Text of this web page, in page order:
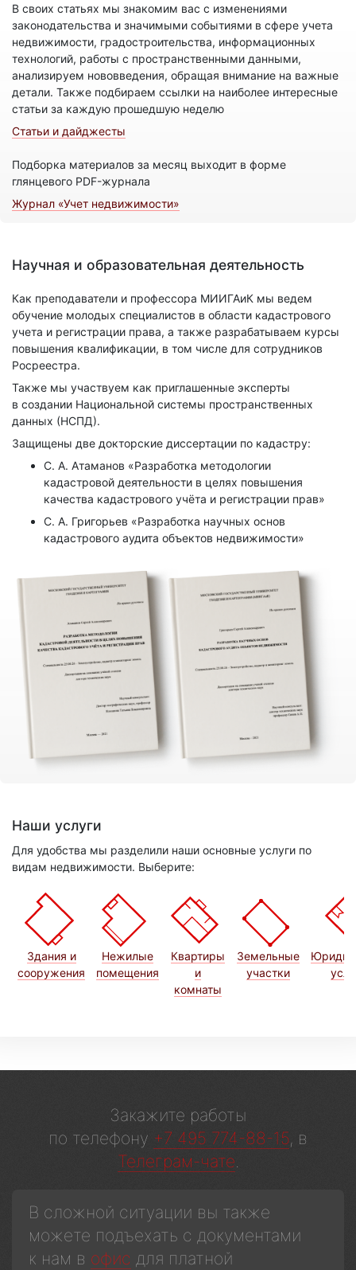
В своих статьях мы знакомим вас с изменениями
законодательства и значимыми событиями в сфере учета
недвижимости, градостроительства, информационных
технологий, работы с пространственными данными,
анализируем нововведения, обращая внимание на важные
детали. Также подбираем ссылки на наиболее интересные
статьи за каждую прошедшую неделю
Статьи и дайджесты
Подборка материалов за месяц выходит в форме
глянцевого PDF-журнала
Журнал «Учет недвижимости»
Научная и образовательная деятельность
Как преподаватели и профессора МИИГАиК мы ведем
обучение молодых специалистов в области кадастрового
учета и регистрации права, а также разрабатываем курсы
повышения квалификации, в том числе для сотрудников
Росреестра.
Также мы участвуем как приглашенные эксперты
в создании Национальной системы пространственных
данных (НСПД).
Защищены две докторские диссертации по кадастру:
С. А. Атаманов «Разработка методологии
кадастровой деятельности в целях повышения
качества кадастрового учёта и регистрации прав»
С. А. Григорьев «Разработка научных основ
кадастрового аудита объектов недвижимости»
Наши услуги
Для удобства мы разделили наши основные услуги по
видам недвижимости. Выберите:
Здания и
сооружения
Нежилые
помещения
Квартиры
и
комнаты
Земельные
участки
Закажите работы
по телефону +7 495 774-88-15, в
Телеграм-чате.
В сложной ситуации вы также
можете подъехать с документами
к нам в офис для платной